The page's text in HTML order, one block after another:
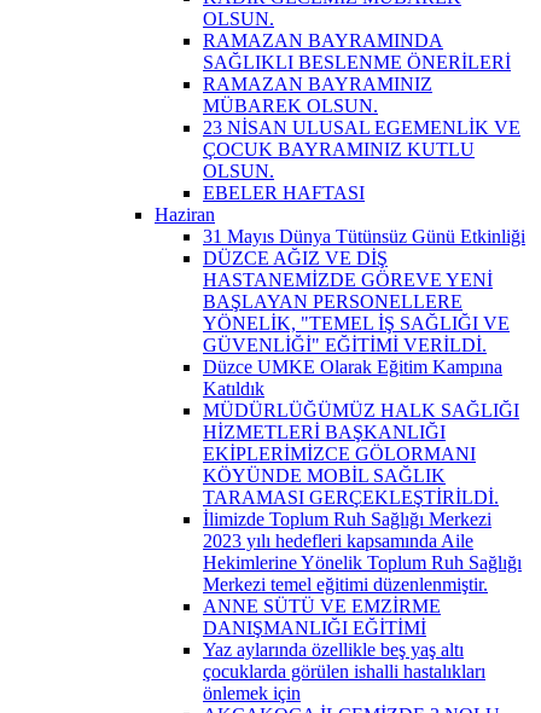
OLSUN.
RAMAZAN BAYRAMINDA
SAĞLIKLI BESLENME ÖNERİLERİ
RAMAZAN BAYRAMINIZ
MÜBAREK OLSUN.
23 NİSAN ULUSAL EGEMENLİK VE
ÇOCUK BAYRAMINIZ KUTLU
OLSUN.
EBELER HAFTASI
Haziran
31 Mayıs Dünya Tütünsüz Günü Etkinliği
DÜZCE AĞIZ VE DİŞ
HASTANEMİZDE GÖREVE YENİ
BAŞLAYAN PERSONELLERE
YÖNELİK, "TEMEL İŞ SAĞLIĞI VE
GÜVENLİĞİ" EĞİTİMİ VERİLDİ.
Düzce UMKE Olarak Eğitim Kampına
Katıldık
MÜDÜRLÜĞÜMÜZ HALK SAĞLIĞI
HİZMETLERİ BAŞKANLIĞI
EKİPLERİMİZCE GÖLORMANI
KÖYÜNDE MOBİL SAĞLIK
TARAMASI GERÇEKLEŞTİRİLDİ.
İlimizde Toplum Ruh Sağlığı Merkezi
2023 yılı hedefleri kapsamında Aile
Hekimlerine Yönelik Toplum Ruh Sağlığı
Merkezi temel eğitimi düzenlenmiştir.
ANNE SÜTÜ VE EMZİRME
DANIŞMANLIĞI EĞİTİMİ
Yaz aylarında özellikle beş yaş altı
çocuklarda görülen ishalli hastalıkları
önlemek için